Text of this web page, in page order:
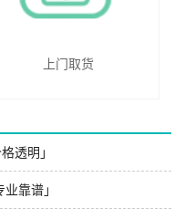
上门取货
透明」
靠谱」